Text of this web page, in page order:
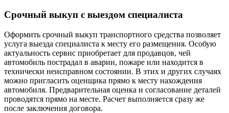
Срочный выкуп с выездом специалиста
Оформить срочный выкуп транспортного средства позволяет
услуга выезда специалиста к месту его размещения. Особую
актуальность сервис приобретает для продавцов, чей
автомобиль пострадал в аварии, пожаре или находится в
технически неисправном состоянии. В этих и других случаях
можно пригласить оценщика прямо к месту нахождения
автомобиля. Предварительная оценка и согласование деталей
проводятся прямо на месте. Расчет выполняется сразу же
после заключения договора.